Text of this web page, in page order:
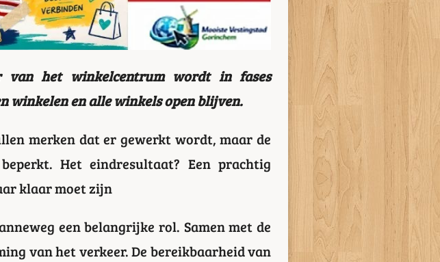
van het winkelcentrum wordt in fases
winkelen en alle winkels open blijven.
merken dat er gewerkt wordt, maar de
Het eindresultaat? Een prachtig
klaar moet zijn
een belangrijke rol. Samen met de
van het verkeer. De bereikbaarheid van